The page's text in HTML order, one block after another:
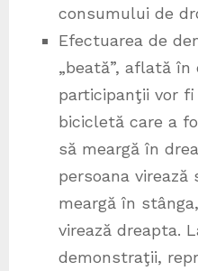
consumului de
Efectuarea de
„beată”, aflată
participanţii vor
bicicletă care a
să meargă în
persoana virează
meargă în
virează dreapta.
demonstraţii,